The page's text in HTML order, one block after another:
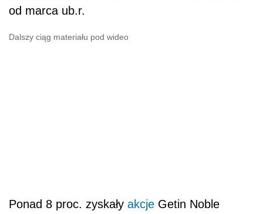
od marca ub.r.
Dalszy ciąg materiału pod wideo
Ponad 8 proc. zyskały akcje Getin Noble